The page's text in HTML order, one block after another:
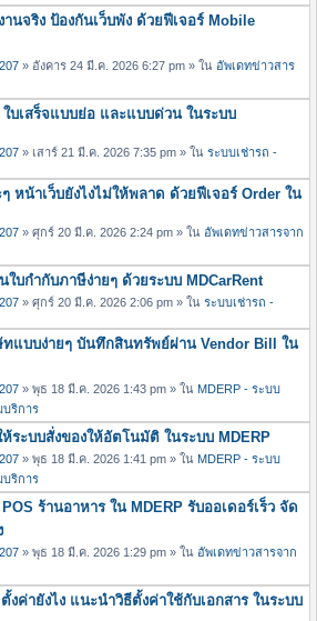
นจริง ป้องกันเว็บพัง ด้วยฟีเจอร์ Mobile
» อังคาร 24 มี.ค. 2026 6:27 pm » ใน อัพเดทข่าวสาร
บเสร็จแบบย่อ และแบบด่วน ในระบบ
» เสาร์ 21 มี.ค. 2026 7:35 pm » ใน ระบบเช่ารถ -
หน้าเว็บยังไงไม่ให้พลาด ด้วยฟีเจอร์ Order ใน
» ศุกร์ 20 มี.ค. 2026 2:24 pm » ใน อัพเดทข่าวสารจาก
บกำกับภาษีง่ายๆ ด้วยระบบ MDCarRent
» ศุกร์ 20 มี.ค. 2026 2:06 pm » ใน ระบบเช่ารถ -
แบบง่ายๆ บันทึกสินทรัพย์ผ่าน Vendor Bill ใน
» พุธ 18 มี.ค. 2026 1:43 pm » ใน MDERP - ระบบ
บริการ
ะบบสั่งของให้อัตโนมัติ ในระบบ MDERP
» พุธ 18 มี.ค. 2026 1:41 pm » ใน MDERP - ระบบ
บริการ
ร้านอาหาร ใน MDERP รับออเดอร์เร็ว จัด
» พุธ 18 มี.ค. 2026 1:29 pm » ใน อัพเดทข่าวสารจาก
งค่ายังไง แนะนำวิธีตั้งค่าใช้กับเอกสาร ในระบบ